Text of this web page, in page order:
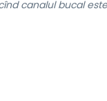
canalul bucal